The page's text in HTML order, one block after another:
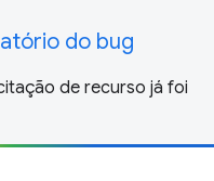
do bug
de recurso já foi